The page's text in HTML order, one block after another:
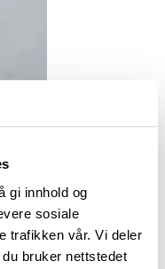
gi innhold og
sosiale
trafikken vår. Vi deler
bruker nettstedet
for vedlikehold og